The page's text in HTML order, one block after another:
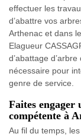
effectuer les
d’abattre vos
Arthenac et dans
Elagueur
d’abattage
nécessaire pour
genre de service.
Faites engager
compétente à
Au fil du temps,